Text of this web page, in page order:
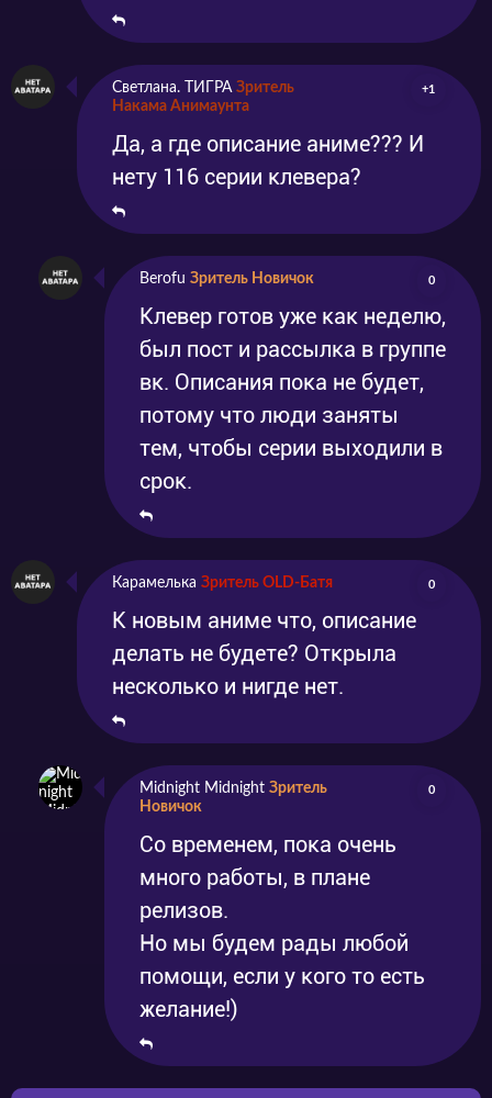
Светлана. ТИГРА Зритель
Накама Анимаунта
+1
Да, а где описание аниме??? И
нету 116 серии клевера?
Berofu Зритель Новичок 0
Клевер готов уже как неделю,
был пост и рассылка в группе
вк. Описания пока не будет,
потому что люди заняты
тем, чтобы серии выходили в
срок.
Карамелька Зритель OLD-Батя 0
К новым аниме что, описание
делать не будете? Открыла
несколько и нигде нет.
Midnight Midnight Зритель
Новичок
0
Со временем, пока очень
много работы, в плане
релизов.
Но мы будем рады любой
помощи, если у кого то есть
желание!)